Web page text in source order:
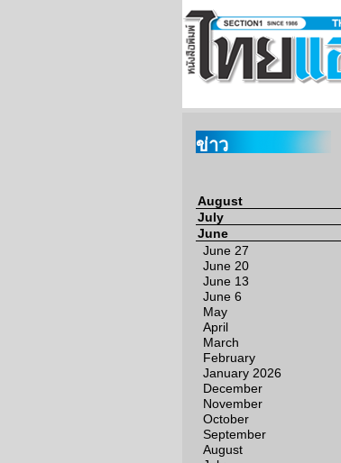
ข่าว
August
July
June
June 27
June 20
June 13
June 6
May
April
March
February
January 2026
December
November
October
September
August